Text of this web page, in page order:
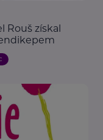
Rouš získal